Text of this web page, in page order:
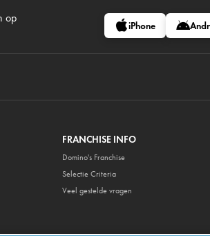
op
iPhone
FRANCHISE INFO
Domino's Franchise
Selectie Criteria
Veel gestelde vragen